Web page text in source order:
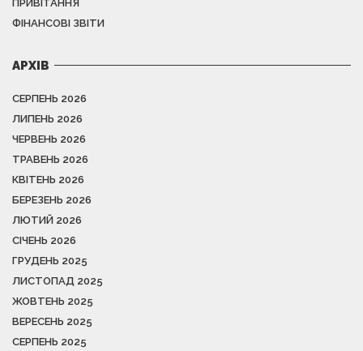
ПРИВІТАННЯ
ФІНАНСОВІ ЗВІТИ
АРХІВ
СЕРПЕНЬ 2026
ЛИПЕНЬ 2026
ЧЕРВЕНЬ 2026
ТРАВЕНЬ 2026
КВІТЕНЬ 2026
БЕРЕЗЕНЬ 2026
ЛЮТИЙ 2026
СІЧЕНЬ 2026
ГРУДЕНЬ 2025
ЛИСТОПАД 2025
ЖОВТЕНЬ 2025
ВЕРЕСЕНЬ 2025
СЕРПЕНЬ 2025